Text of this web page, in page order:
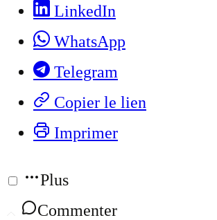
LinkedIn
WhatsApp
Telegram
Copier le lien
Imprimer
Plus
Commenter